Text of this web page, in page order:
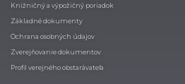
Knižničný a výpožičný poriadok
Základné dokumenty
Ochrana osobných údajov
Zverejňovanie dokumentov
Profil verejného obstarávateľa